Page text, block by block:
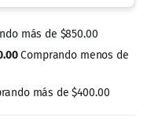
más de $850.00
Comprando menos de
más de $400.00